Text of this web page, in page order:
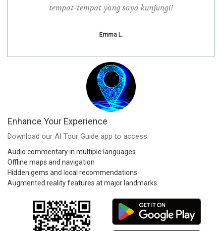
tempat-tempat yang saya kunjungi!
Emma L.
Enhance Your Experience
Download our AI Tour Guide app to access:
Audio commentary in multiple languages
Offline maps and navigation
Hidden gems and local recommendations
Augmented reality features at major landmarks